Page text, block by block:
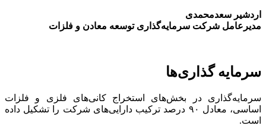
اردشیر سعدمحمدی
مدیرعامل شرکت سرمایه‌گذاری توسعه معادن و فلزات
سرمایه گذاری‌ها
سرمایه‌گذاری در بخش‌های استخراج کانی‌های فلزی و فلزات
اساسی، معادل ۹۰ درصد ترکیب دارایی‌های شرکت را تشکیل داده
است.